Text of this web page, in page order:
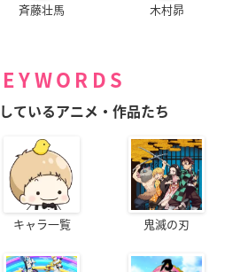
斉藤壮馬 木村昴
ているアニメ・作品たち
キャラ一覧 鬼滅の刃